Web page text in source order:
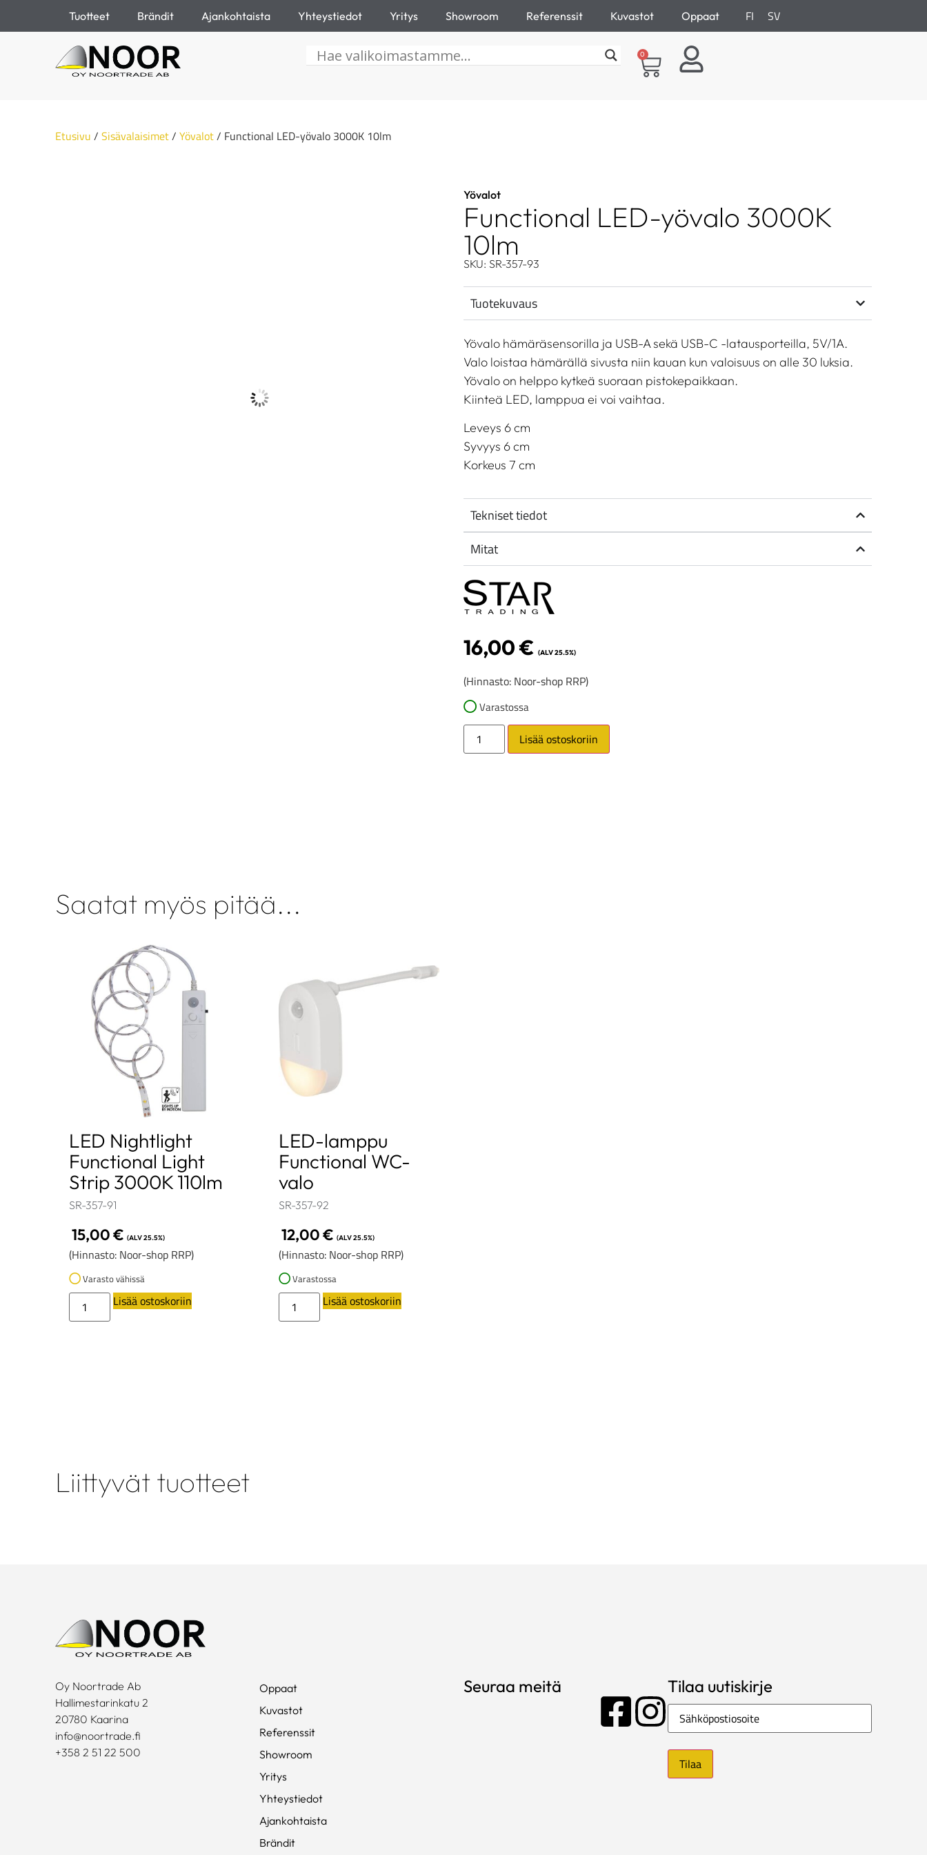
Tuotteet Brändit Ajankohtaista Yhteystiedot Yritys Showroom Referenssit Kuvastot Oppaat FI SV
0
Etusivu / Sisävalaisimet/ Yövalot/ Functional LED-yövalo 3000K 10lm
Yövalot
Functional LED-yövalo 3000K
10lm
SKU: SR-357-93
Tuotekuvaus
Yövalo hämäräsensorilla ja USB-A sekä USB-C -latausporteilla, 5V/1A.
Valo loistaa hämärällä sivusta niin kauan kun valoisuus on alle 30 luksia.
Yövalo on helppo kytkeä suoraan pistokepaikkaan.
Kiinteä LED, lamppua ei voi vaihtaa.
Leveys 6 cm
Syvyys 6 cm
Korkeus 7 cm
Tekniset tiedot
Mitat
16,00€ (ALV 25.5%)
(Hinnasto: Noor-shop RRP)
Varastossa
Lisää ostoskoriin
Saatat myös pitää...
LED Nightlight
Functional Light
Strip 3000K 110lm
SR-357-91
15,00€ (ALV 25.5%)
(Hinnasto: Noor-shop RRP)
Varasto vähissä
Lisää ostoskoriin
LED-lamppu
Functional WC-
valo
SR-357-92
12,00€ (ALV 25.5%)
(Hinnasto: Noor-shop RRP)
Varastossa
Lisää ostoskoriin
Liittyvät tuotteet
Oy Noortrade Ab
Hallimestarinkatu 2
20780 Kaarina
info@noortrade.fi
+358 2 51 22 500
Oppaat
Kuvastot
Referenssit
Showroom
Yritys
Yhteystiedot
Ajankohtaista
Brändit
Seuraa meitä Tilaa uutiskirje
Sähköposti